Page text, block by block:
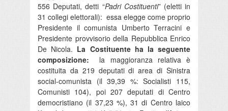
556 Deputati, detti “Padri Costituenti” (eletti in
31 collegi elettorali): essa elegge come proprio
Presidente il comunista Umberto Terracini e
Presidente provvisorio della Repubblica Enrico
De Nicola. La Costituente ha la seguente
composizione: la maggioranza relativa è
costituita da 219 deputati di area di Sinistra
social-comunista (il 39,39 %: Socialisti 115,
Comunisti 104), poi 207 deputati di Centro
democristiano (il 37,23 %), 31 di Centro laico